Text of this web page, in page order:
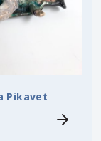
Pikavet